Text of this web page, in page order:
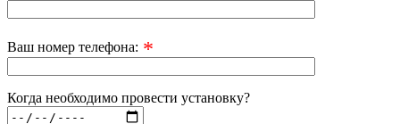
Ваш номер телефона: *
Когда необходимо провести установку?